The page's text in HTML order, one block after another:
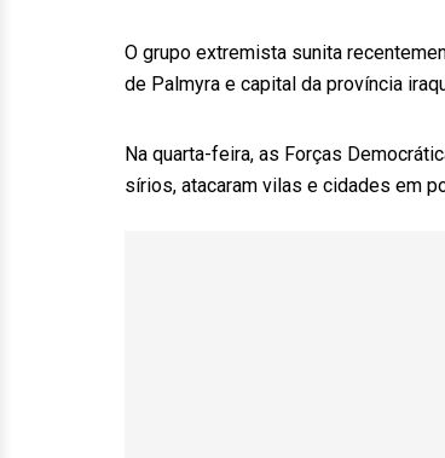
O grupo extremista sunita
de Palmyra e capital da província
Na quarta-feira, as Forças
sírios, atacaram vilas e cidades em